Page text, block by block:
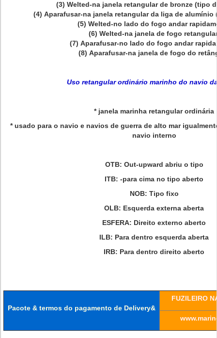
(3) Welted-na janela retangular de bronze (tipo
(4) Aparafusar-na janela retangular da liga de
(5) Welted-no lado do fogo andar
(6) Welted-na janela de fogo
(7) Aparafusar-no lado do fogo andar
(8) Aparafusar-na janela de fogo do
Uso retangular ordinário marinho do navio
* janela marinha retangular ordinária
* usado para o navio e navios de guerra de alto mar
navio interno
OTB: Out-upward abriu o tipo
ITB: -para cima no tipo aberto
NOB: Tipo fixo
OLB: Esquerda externa aberta
ESFERA: Direito externo aberto
ILB: Para dentro esquerda aberta
IRB: Para dentro direito aberto
Pacote & termos do pagamento de Delivery&
FUZILEIRO